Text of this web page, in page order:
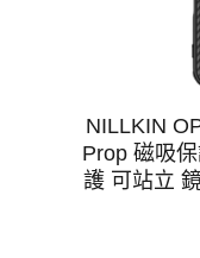
NILLKIN
Prop 磁吸
護 可站立